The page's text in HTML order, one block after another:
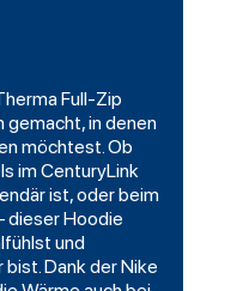
Full-Zip
gemacht, in denen
möchtest. Ob
im CenturyLink
ist, oder beim
dieser Hoodie
und
Dank der Nike